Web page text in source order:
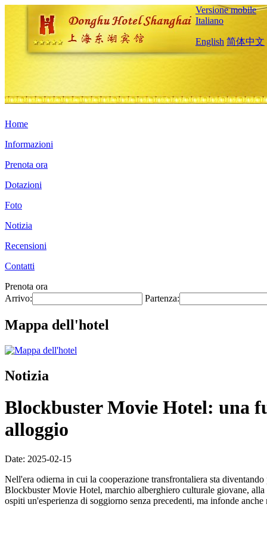
Versione mobile
Italiano
English 简体中文
Home
Informazioni
Prenota ora
Dotazioni
Foto
Notizia
Recensioni
Contatti
Prenota ora
Arrivo:
Partenza:
Mappa dell'hotel
Notizia
Blockbuster Movie Hotel: una
alloggio
Date: 2025-02-15
Nell'era odierna in cui la cooperazione transfrontaliera sta
Blockbuster Movie Hotel, marchio alberghiero culturale giovane,
ospiti un'esperienza di soggiorno senza precedenti, ma infonde